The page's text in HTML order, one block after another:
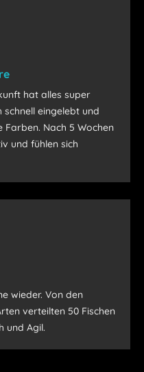
hat alles super
eingelebt und
Nach 5 Wochen
und fühlen sich
wieder. Von den
verteilten 50 Fischen
und Agil.